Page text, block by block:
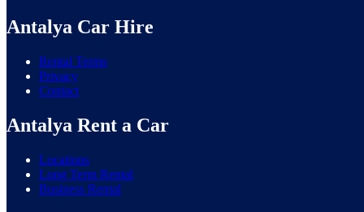
Antalya Car Hire
Rental Terms
Privacy
Contact
Antalya Rent a Car
Locations
Long Term Rental
Business Rental